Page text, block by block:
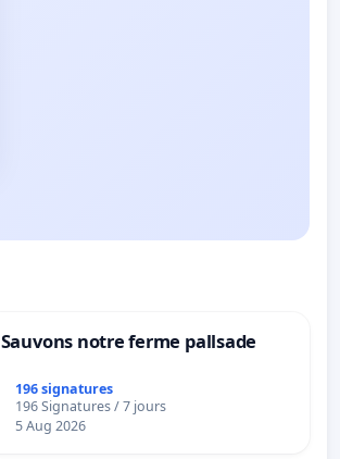
Sauvons notre ferme pallsade
196 signatures
196 Signatures / 7 jours
5 Aug 2026